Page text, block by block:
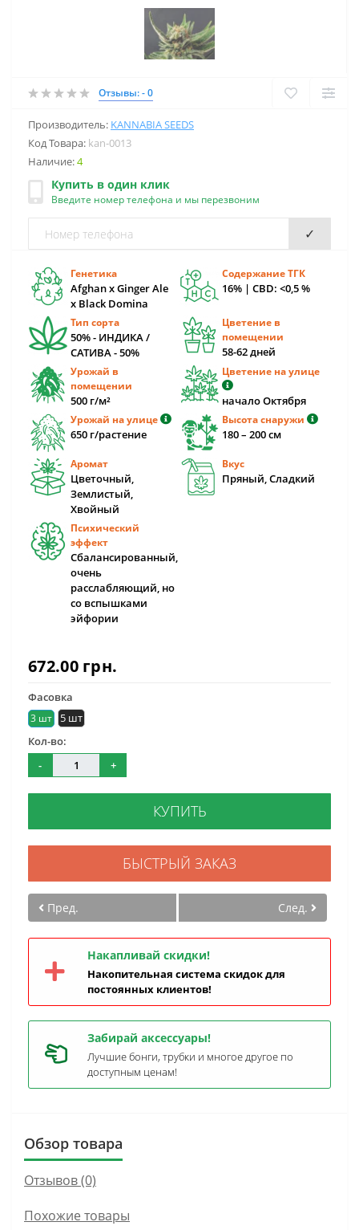
Отзывы: - 0
Производитель: KANNABIA SEEDS
Код Товара: kan-0013
Наличие:4
Купить в один клик
Введите номер телефона и мы перезвоним
✓
Генетика
Afghan x Ginger Ale
x Black Domina
Содержание ТГК
16% | CBD: <0,5 %
Тип сорта
50% - ИНДИКА /
САТИВА - 50%
Цветение в
помещении
58-62 дней
Урожай в
помещении
500 г/м²
Цветение на улице
начало Октября
Урожай на улице
650 г/растение
Высота снаружи
180 – 200 cм
Аромат
Цветочный,
Землистый,
Хвойный
Вкус
Пряный, Сладкий
Психический
эффект
Сбалансированный,
очень
расслабляющий, но
со вспышками
эйфории
672.00 грн.
Фасовка
3 шт
5 шт
Кол-во:
-
+
КУПИТЬ
БЫСТРЫЙ ЗАКАЗ
Пред. След.
Накапливай скидки!
Накопительная система скидок для
постоянных клиентов!
Забирай аксессуары!
Лучшие бонги, трубки и многое другое по
доступным ценам!
Обзор товара
Отзывов (0)
Похожие товары